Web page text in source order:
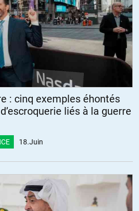
: cinq exemples éhontés
liés à la guerre
18.Juin